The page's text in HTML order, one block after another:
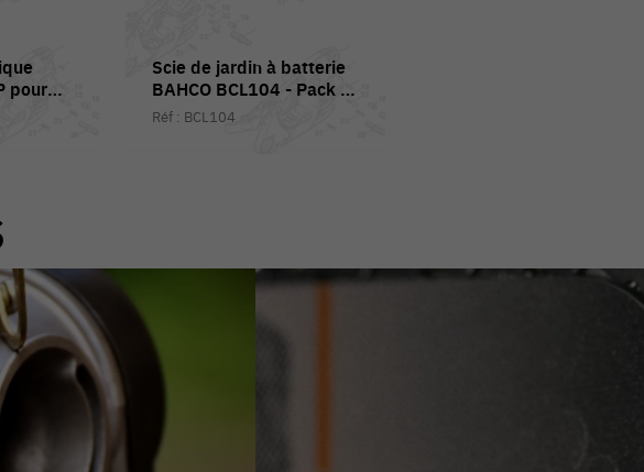
pour
Scie de jardin à batterie
BAHCO BCL104 - Pack 2
batteries
Réf : BCL104